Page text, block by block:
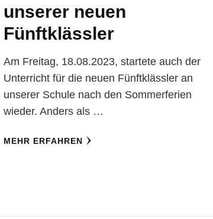
unserer neuen
Fünftklässler
Am Freitag, 18.08.2023, startete auch der
Unterricht für die neuen Fünftklässler an
unserer Schule nach den Sommerferien
wieder. Anders als …
MEHR ERFAHREN